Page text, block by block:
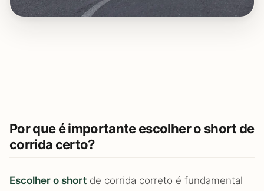
Por que é importante escolher o short de
corrida certo?
Escolher o short de corrida correto é fundamental